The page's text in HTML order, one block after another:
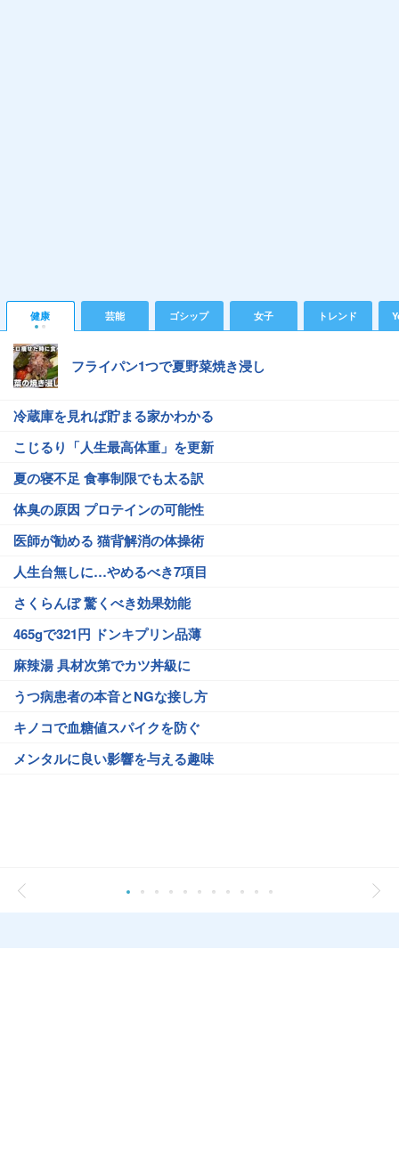
健康 芸能 ゴシップ 女子 トレンド
フライパン1つで夏野菜焼き浸し
冷蔵庫を見れば貯まる家かわかる
こじるり「人生最高体重」を更新
夏の寝不足 食事制限でも太る訳
体臭の原因 プロテインの可能性
医師が勧める 猫背解消の体操術
人生台無しに…やめるべき7項目
さくらんぼ 驚くべき効果効能
465gで321円 ドンキプリン品薄
麻辣湯 具材次第でカツ丼級に
うつ病患者の本音とNGな接し方
キノコで血糖値スパイクを防ぐ
メンタルに良い影響を与える趣味